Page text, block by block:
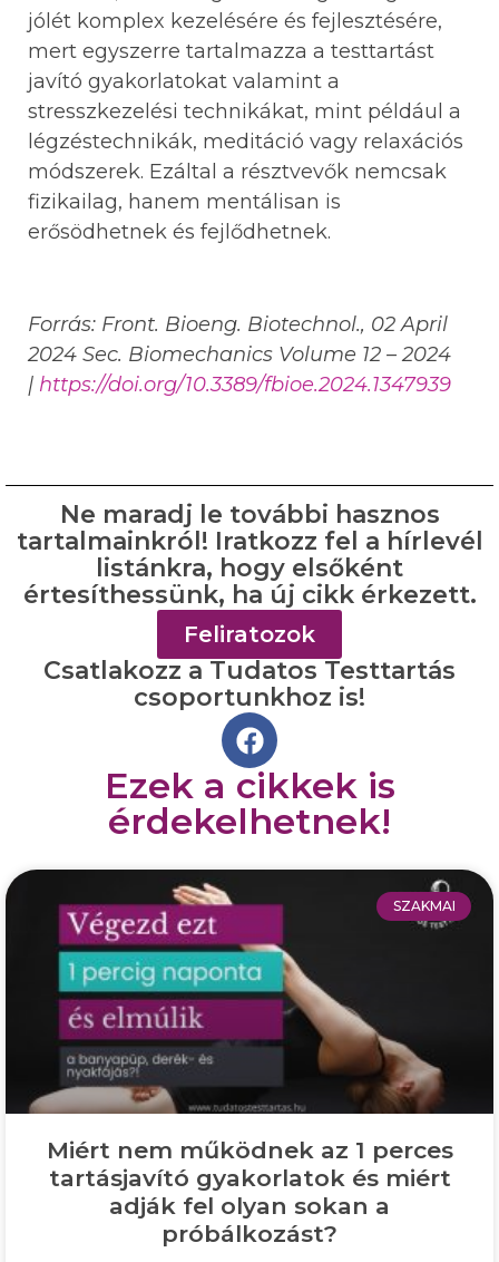
jólét komplex kezelésére és fejlesztésére,
mert egyszerre tartalmazza a testtartást
javító gyakorlatokat valamint a
stresszkezelési technikákat, mint például a
légzéstechnikák, meditáció vagy relaxációs
módszerek. Ezáltal a résztvevők nemcsak
fizikailag, hanem mentálisan is
erősödhetnek és fejlődhetnek.
Forrás: Front. Bioeng. Biotechnol., 02 April
2024 Sec. Biomechanics Volume 12 – 2024
| https://doi.org/10.3389/fbioe.2024.1347939
Ne maradj le további hasznos
tartalmainkról! Iratkozz fel a hírlevél
listánkra, hogy elsőként
értesíthessünk, ha új cikk érkezett.
Feliratozok
Csatlakozz a Tudatos Testtartás
csoportunkhoz is!
Ezek a cikkek is
érdekelhetnek!
SZAKMAI
Miért nem működnek az 1 perces
tartásjavító gyakorlatok és miért
adják fel olyan sokan a
próbálkozást?